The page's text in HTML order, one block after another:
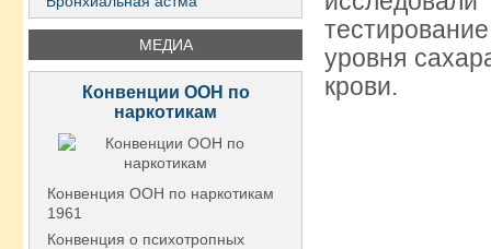
МЕДИА
Конвенции ООН по
наркотикам
Конвенция ООН по наркотикам
1961
Конвенция о психотропных
уровня
крови.